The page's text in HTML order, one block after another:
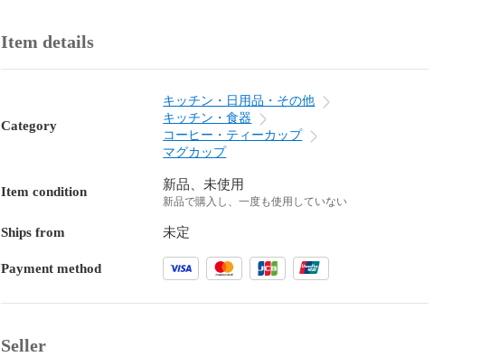
Item details
Category
キッチン・日用品・その他
キッチン・食器
コーヒー・ティーカップ
マグカップ
Item condition 新品、未使用
新品で購入し、一度も使用していない
Ships from 未定
Payment method
Seller